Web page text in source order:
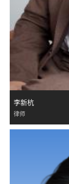
李新杭
律师